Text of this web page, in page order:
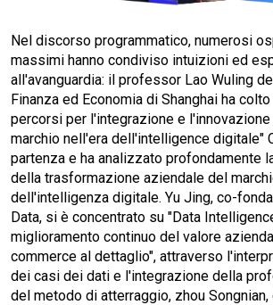
Nel discorso programmatico, numerosi
massimi hanno condiviso intuizioni ed
all'avanguardia: il professor Lao Wuling
Finanza ed Economia di Shanghai ha
percorsi per l'integrazione e
marchio nell'era dell'intelligence digitale"
partenza e ha analizzato profondamente
della trasformazione aziendale del
dell'intelligenza digitale. Yu Jing, co-
Data, si è concentrato su "Data
miglioramento continuo del valore
commerce al dettaglio", attraverso
dei casi dei dati e l'integrazione della
del metodo di atterraggio, zhou